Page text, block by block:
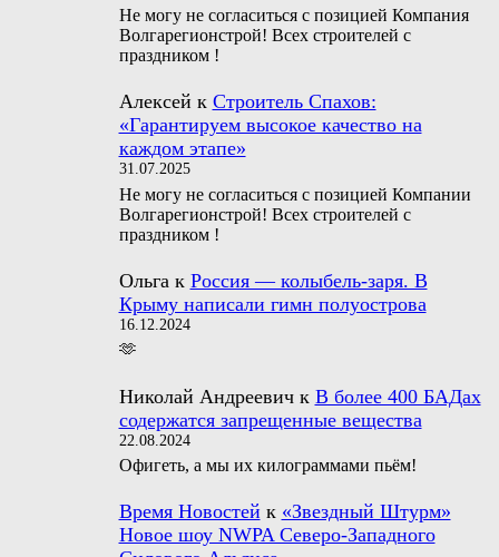
Не могу не согласиться с позицией Компания
Волгарегионстрой! Всех строителей с
праздником !
Алексей к Строитель Спахов:
«Гарантируем высокое качество на
каждом этапе»
31.07.2025
Не могу не согласиться с позицией Компании
Волгарегионстрой! Всех строителей с
праздником !
Ольга к Россия — колыбель-заря. В
Крыму написали гимн полуострова
16.12.2024
🫶
Николай Андреевичк В более 400 БАДах
содержатся запрещенные вещества
22.08.2024
Офигеть, а мы их килограммами пьём!
Время Новостей к «Звездный Штурм»
Новое шоу NWPA Северо-Западного